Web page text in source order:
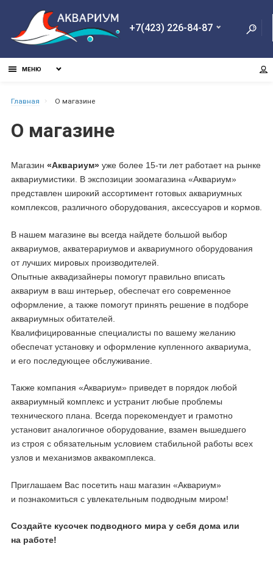
+7(423) 226-84-87
МЕНЮ
Главная О магазине
О магазине
Магазин «Аквариум» уже более 15-ти лет работает на рынке
аквариумистики. В экспозиции зоомагазина «Аквариум»
представлен широкий ассортимент готовых аквариумных
комплексов, различного оборудования, аксессуаров и кормов.
В нашем магазине вы всегда найдете большой выбор
аквариумов, акватерариумов и аквариумного оборудования
от лучших мировых производителей.
Опытные аквадизайнеры помогут правильно вписать
аквариум в ваш интерьер, обеспечат его современное
оформление, а также помогут принять решение в подборе
аквариумных обитателей.
Квалифицированные специалисты по вашему желанию
обеспечат установку и оформление купленного аквариума,
и его последующее обслуживание.
Также компания «Аквариум» приведет в порядок любой
аквариумный комплекс и устранит любые проблемы
технического плана. Всегда порекомендует и грамотно
установит аналогичное оборудование, взамен вышедшего
из строя с обязательным условием стабильной работы всех
узлов и механизмов аквакомплекса.
Приглашаем Вас посетить наш магазин «Аквариум»
и познакомиться с увлекательным подводным миром!
Создайте кусочек подводного мира у себя дома или
на работе!